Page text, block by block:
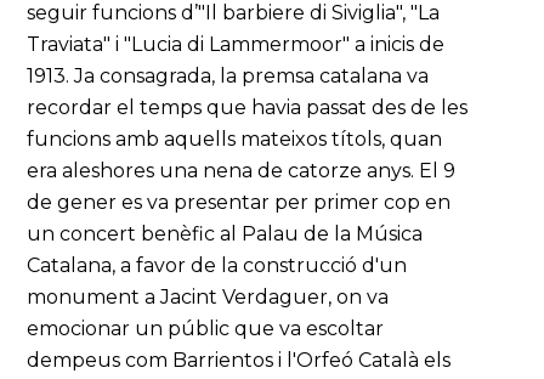
seguir funcions d’"Il barbiere di Siviglia", "La
Traviata" i "Lucia di Lammermoor" a inicis de
1913. Ja consagrada, la premsa catalana va
recordar el temps que havia passat des de les
funcions amb aquells mateixos títols, quan
era aleshores una nena de catorze anys. El 9
de gener es va presentar per primer cop en
un concert benèfic al Palau de la Música
Catalana, a favor de la construcció d'un
monument a Jacint Verdaguer, on va
emocionar un públic que va escoltar
dempeus com Barrientos i l'Orfeó Català els